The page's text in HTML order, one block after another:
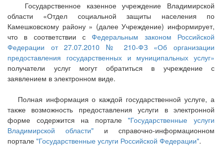
Государственное казенное учреждение Владимирской
области «Отдел социальной защиты населения по
Камешковскому району » (далее Учреждение) информирует,
что в соответствии сФедеральным законом Российской
Федерации от 27.07.2010 № 210-ФЗ «Об организации
предоставления государственных и муниципальных услуг»
получатели услуг могут обратиться в учреждение с
заявлением в электронном виде.
Полная информация о каждой государственной услуге, а
также возможность предоставления услуги в электронной
форме содержится на портале"Государственные услуги
Владимирской области" и справочно-информационном
портале "Государственные услуги Российской Федерации".